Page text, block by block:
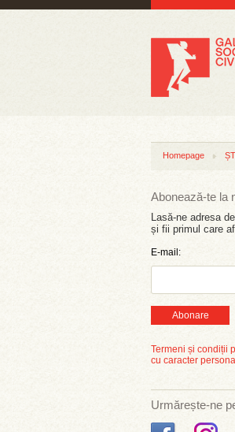
Homepage
Abonează-te la
Lasă-ne adresa
și fii primul care
E-mail:
Abonare
Termeni și condiții
cu caracter personal
Urmărește-ne